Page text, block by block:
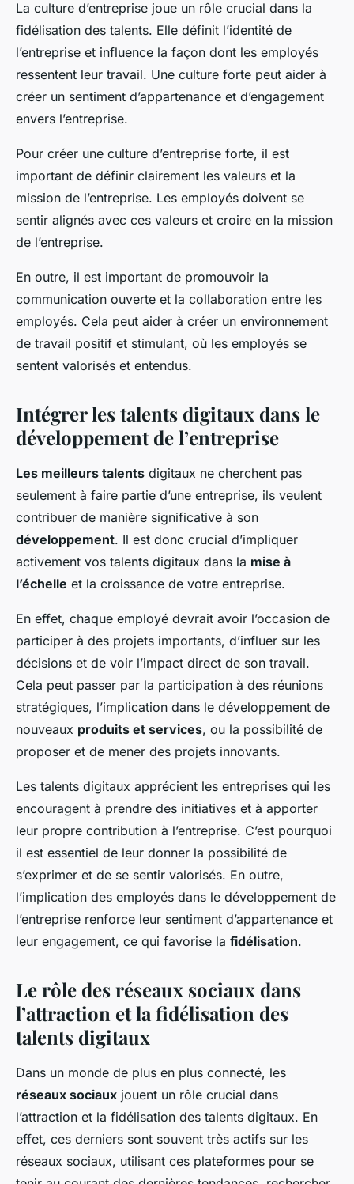
La culture d’entreprise joue un rôle crucial dans la
fidélisation des talents. Elle définit l’identité de
l’entreprise et influence la façon dont les employés
ressentent leur travail. Une culture forte peut aider à
créer un sentiment d’appartenance et d’engagement
envers l’entreprise.
Pour créer une culture d’entreprise forte, il est
important de définir clairement les valeurs et la
mission de l’entreprise. Les employés doivent se
sentir alignés avec ces valeurs et croire en la mission
de l’entreprise.
En outre, il est important de promouvoir la
communication ouverte et la collaboration entre les
employés. Cela peut aider à créer un environnement
de travail positif et stimulant, où les employés se
sentent valorisés et entendus.
Intégrer les talents digitaux dans le
développement de l’entreprise
Les meilleurs talents digitaux ne cherchent pas
seulement à faire partie d’une entreprise, ils veulent
contribuer de manière significative à son
développement. Il est donc crucial d’impliquer
activement vos talents digitaux dans la mise à
l’échelle et la croissance de votre entreprise.
En effet, chaque employé devrait avoir l’occasion de
participer à des projets importants, d’influer sur les
décisions et de voir l’impact direct de son travail.
Cela peut passer par la participation à des réunions
stratégiques, l’implication dans le développement de
nouveaux produits et services, ou la possibilité de
proposer et de mener des projets innovants.
Les talents digitaux apprécient les entreprises qui les
encouragent à prendre des initiatives et à apporter
leur propre contribution à l’entreprise. C’est pourquoi
il est essentiel de leur donner la possibilité de
s’exprimer et de se sentir valorisés. En outre,
l’implication des employés dans le développement de
l’entreprise renforce leur sentiment d’appartenance et
leur engagement, ce qui favorise la fidélisation.
Le rôle des réseaux sociaux dans
l’attraction et la fidélisation des
talents digitaux
Dans un monde de plus en plus connecté, les
réseaux sociaux jouent un rôle crucial dans
l’attraction et la fidélisation des talents digitaux. En
effet, ces derniers sont souvent très actifs sur les
réseaux sociaux, utilisant ces plateformes pour se